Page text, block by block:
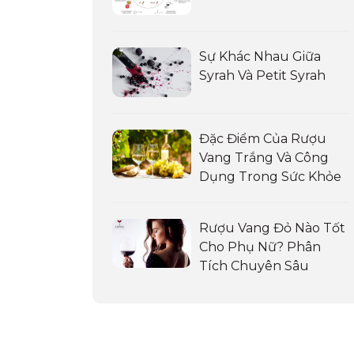
Sự Khác Nhau Giữa
Syrah Và Petit Syrah
Đặc Điểm Của Rượu
Vang Trắng Và Công
Dụng Trong Sức Khỏe
Rượu Vang Đỏ Nào Tốt
Cho Phụ Nữ? Phân
Tích Chuyên Sâu